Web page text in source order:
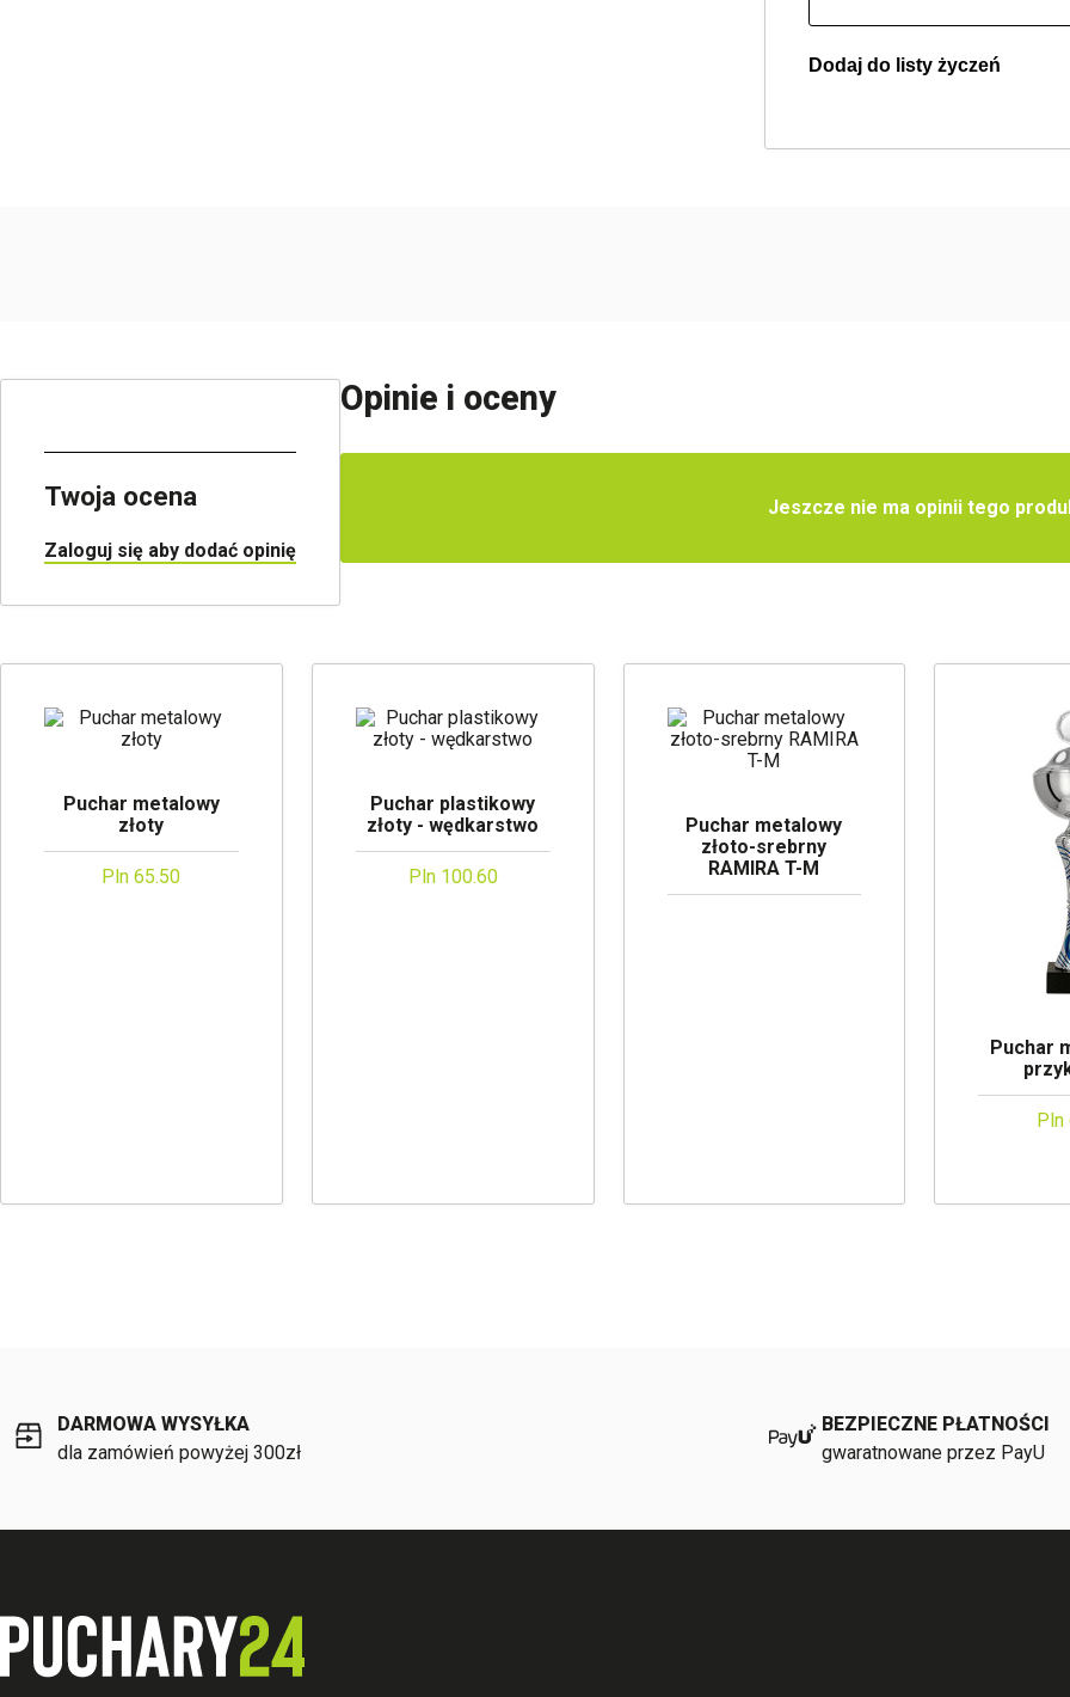
Pln 0.00
Dodaj do listy życzeń
Twoja ocena
Zaloguj się aby dodać opinię
Opinie i oceny
Jeszcze nie ma opinii tego
Puchar metalowy
złoty
Pln 65.50
Puchar plastikowy
złoty - wędkarstwo
Pln 100.60
Puchar metalowy
złoto-srebrny
RAMIRA T-M
Puchar
Pln
DARMOWA WYSYŁKA
dla zamówień powyżej 300zł
BEZPIECZNE PŁATNOŚCI
gwaratnowane przez PayU